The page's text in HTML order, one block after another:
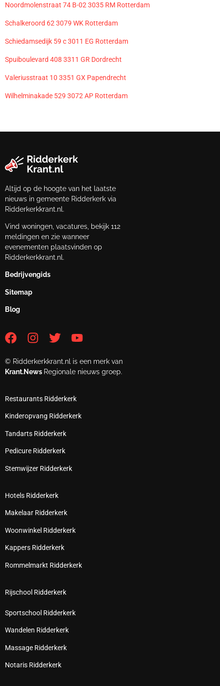
Noordmolenstraat 74 B-02 3035 RM Rotterdam
Schalkeroord 62 3079 WK Rotterdam
Schiedamsedijk 59 c 3011 EG Rotterdam
Spuiboulevard 408 3311 GR Dordrecht
Valeriusstraat 10 3351 GX Papendrecht
Wilhelminakade 529 3072 AP Rotterdam
Altijd op de hoogte van het laatste
nieuws in gemeente Ridderkerk via
Ridderkerkkrant.nl.
Vind woningen, vacatures, bekijk 112
meldingen en zie wanneer
evenementen plaatsvinden op
Ridderkerkkrant.nl.
Bedrijvengids
Sitemap
Blog
© Ridderkerkkrant.nl is een merk van
Krant.News Regionale nieuws groep.
Restaurants Ridderkerk
Kinderopvang Ridderkerk
Tandarts Ridderkerk
Pedicure Ridderkerk
Stemwijzer Ridderkerk
Hotels Ridderkerk
Makelaar Ridderkerk
Woonwinkel Ridderkerk
Kappers Ridderkerk
Rommelmarkt Ridderkerk
Rijschool Ridderkerk
Sportschool Ridderkerk
Wandelen Ridderkerk
Massage Ridderkerk
Notaris Ridderkerk